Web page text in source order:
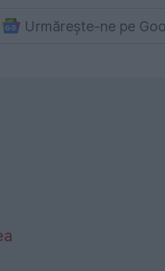
Urmărește-ne pe